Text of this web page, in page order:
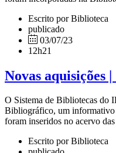
Escrito por Biblioteca
publicado
03/07/23
12h21
Novas aquisições
O Sistema de Bibliotecas do
Bibliográfico, um informativo
foram inseridos no acervo
Escrito por Biblioteca